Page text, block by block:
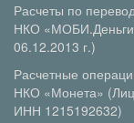
Расчеты по
НКО
06.12.2013 г.)
Расчетные
НКО «Монета»
ИНН 1215192632)